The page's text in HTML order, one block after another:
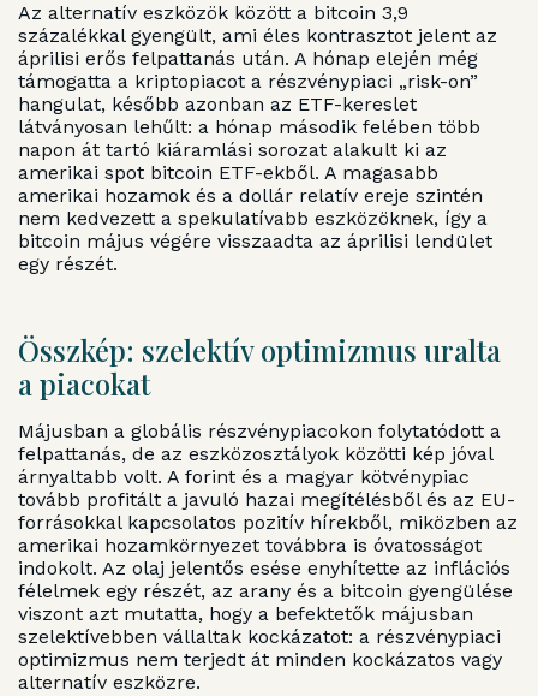
Az alternatív eszközök között a bitcoin 3,9
százalékkal gyengült, ami éles kontrasztot jelent az
áprilisi erős felpattanás után. A hónap elején még
támogatta a kriptopiacot a részvénypiaci „risk-on”
hangulat, később azonban az ETF-kereslet
látványosan lehűlt: a hónap második felében több
napon át tartó kiáramlási sorozat alakult ki az
amerikai spot bitcoin ETF-ekből. A magasabb
amerikai hozamok és a dollár relatív ereje szintén
nem kedvezett a spekulatívabb eszközöknek, így a
bitcoin május végére visszaadta az áprilisi lendület
egy részét.
Összkép: szelektív optimizmus uralta
a piacokat
Májusban a globális részvénypiacokon folytatódott a
felpattanás, de az eszközosztályok közötti kép jóval
árnyaltabb volt. A forint és a magyar kötvénypiac
tovább profitált a javuló hazai megítélésből és az EU-
forrásokkal kapcsolatos pozitív hírekből, miközben az
amerikai hozamkörnyezet továbbra is óvatosságot
indokolt. Az olaj jelentős esése enyhítette az inflációs
félelmek egy részét, az arany és a bitcoin gyengülése
viszont azt mutatta, hogy a befektetők májusban
szelektívebben vállaltak kockázatot: a részvénypiaci
optimizmus nem terjedt át minden kockázatos vagy
alternatív eszközre.